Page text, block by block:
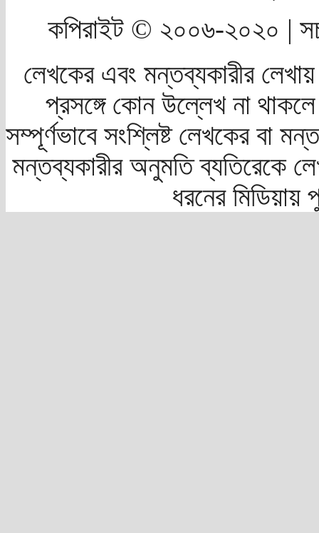
কপিরাইট © ২০০৬-২০২০ |
লেখকের এবং মন্তব্যকারীর
প্রসঙ্গে কোন উল্লেখ না
সম্পূর্ণভাবে সংশ্লিষ্ট লেখকের বা
মন্তব্যকারীর অনুমতি ব্যতিরেকে
ধরনের মিডিয়ায়